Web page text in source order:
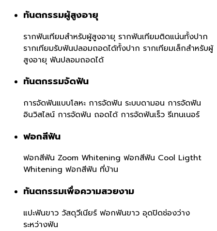
ทันตกรรมผู้สูงอายุ
รากฟันเทียมสำหรับผู้สูงอายุ รากฟันเทียมติดแน่นทั้งปาก
รากเทียมรับฟันปลอมถอดได้ทั้งปาก รากเทียมเล็กสำหรับผู้
สูงอายุ ฟันปลอมถอดได้
ทันตกรรมจัดฟัน
การจัดฟันแบบโลหะ การจัดฟัน ระบบดามอน การจัดฟัน
อินวิสไลน์ การจัดฟัน ถอดได้ การจัดฟันเร็ว รีเทนเนอร์
ฟอกสีฟัน
ฟอกสีฟัน Zoom Whitening ฟอกสีฟัน Cool Ligtht
Whitening ฟอกสีฟัน ที่บ้าน
ทันตกรรมเพื่อความสวยงาม
แปะฟันขาว วัสดุวีเนียร์ ฟอกฟันขาว อุดปิดช่องว่าง
ระหว่างฟัน